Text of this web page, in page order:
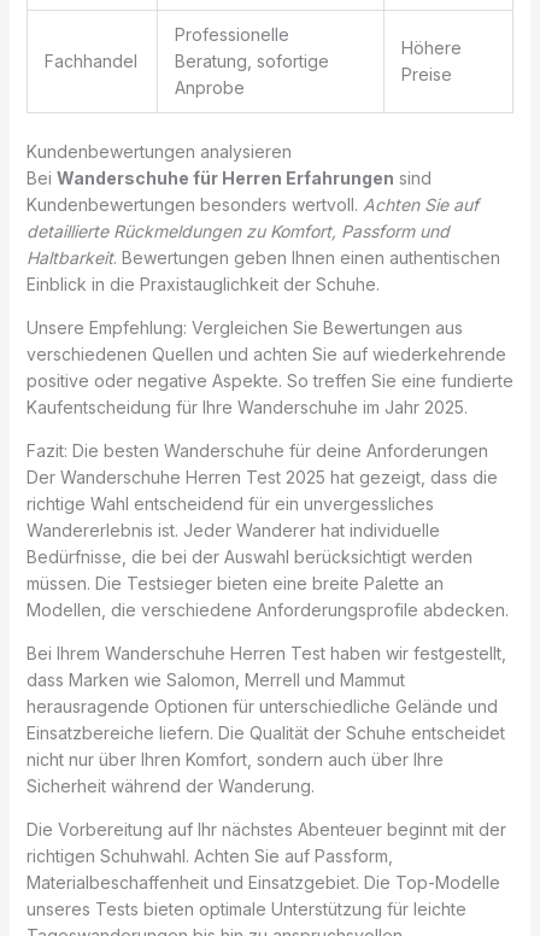
Fachhandel
Professionelle
Beratung, sofortige
Anprobe
Höhere
Preise
Kundenbewertungen analysieren
Bei Wanderschuhe für Herren Erfahrungen sind
Kundenbewertungen besonders wertvoll. Achten Sie auf
detaillierte Rückmeldungen zu Komfort, Passform und
Haltbarkeit. Bewertungen geben Ihnen einen authentischen
Einblick in die Praxistauglichkeit der Schuhe.
Unsere Empfehlung: Vergleichen Sie Bewertungen aus
verschiedenen Quellen und achten Sie auf wiederkehrende
positive oder negative Aspekte. So treffen Sie eine fundierte
Kaufentscheidung für Ihre Wanderschuhe im Jahr 2025.
Fazit: Die besten Wanderschuhe für deine Anforderungen
Der Wanderschuhe Herren Test 2025 hat gezeigt, dass die
richtige Wahl entscheidend für ein unvergessliches
Wandererlebnis ist. Jeder Wanderer hat individuelle
Bedürfnisse, die bei der Auswahl berücksichtigt werden
müssen. Die Testsieger bieten eine breite Palette an
Modellen, die verschiedene Anforderungsprofile abdecken.
Bei Ihrem Wanderschuhe Herren Test haben wir festgestellt,
dass Marken wie Salomon, Merrell und Mammut
herausragende Optionen für unterschiedliche Gelände und
Einsatzbereiche liefern. Die Qualität der Schuhe entscheidet
nicht nur über Ihren Komfort, sondern auch über Ihre
Sicherheit während der Wanderung.
Die Vorbereitung auf Ihr nächstes Abenteuer beginnt mit der
richtigen Schuhwahl. Achten Sie auf Passform,
Materialbeschaffenheit und Einsatzgebiet. Die Top-Modelle
unseres Tests bieten optimale Unterstützung für leichte